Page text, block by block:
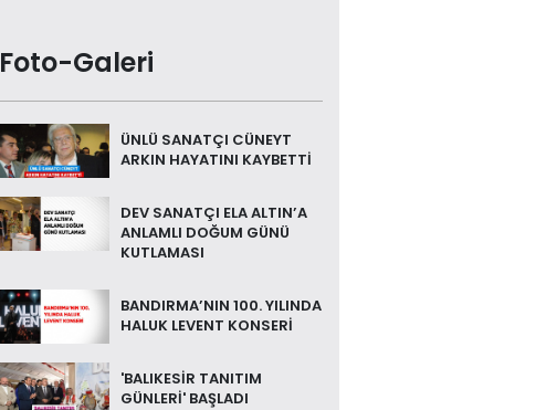
Foto-Galeri
ÜNLÜ SANATÇI CÜNEYT
ARKIN HAYATINI KAYBETTİ
DEV SANATÇI ELA ALTIN’A
ANLAMLI DOĞUM GÜNÜ
KUTLAMASI
BANDIRMA’NIN 100. YILINDA
HALUK LEVENT KONSERİ
'BALIKESİR TANITIM
GÜNLERİ' BAŞLADI